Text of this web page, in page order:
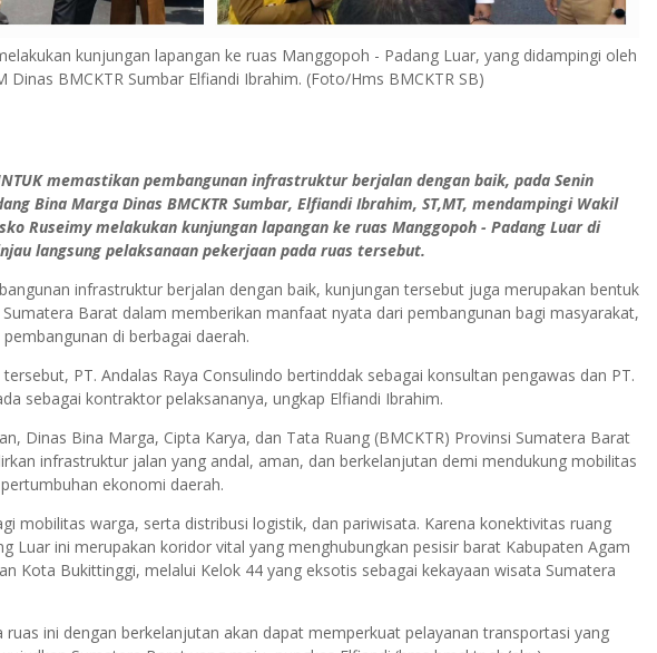
kunjungan lapangan ke ruas Manggopoh - Padang Luar, yang didampingi oleh
Dinas BMCKTR Sumbar Elfiandi Ibrahim. (Foto/Hms BMCKTR SB)
memastikan pembangunan infrastruktur berjalan dengan baik, pada Senin
Bina Marga Dinas BMCKTR Sumbar, Elfiandi Ibrahim, ST,MT, mendampingi Wakil
Ruseimy melakukan kunjungan lapangan ke ruas Manggopoh - Padang Luar di
langsung pelaksanaan pekerjaan pada ruas tersebut.
infrastruktur berjalan dengan baik, kunjungan tersebut juga merupakan bentuk
Barat dalam memberikan manfaat nyata dari pembangunan bagi masyarakat,
di berbagai daerah.
PT. Andalas Raya Consulindo bertinddak sebagai konsultan pengawas dan PT.
sebagai kontraktor pelaksananya, ungkap Elfiandi Ibrahim.
Dinas Bina Marga, Cipta Karya, dan Tata Ruang (BMCKTR) Provinsi Sumatera Barat
infrastruktur jalan yang andal, aman, dan berkelanjutan demi mendukung mobilitas
ekonomi daerah.
mobilitas warga, serta distribusi logistik, dan pariwisata. Karena konektivitas ruang
Luar ini merupakan koridor vital yang menghubungkan pesisir barat Kabupaten Agam
Kota Bukittinggi, melalui Kelok 44 yang eksotis sebagai kekayaan wisata Sumatera
ini dengan berkelanjutan akan dapat memperkuat pelayanan transportasi yang